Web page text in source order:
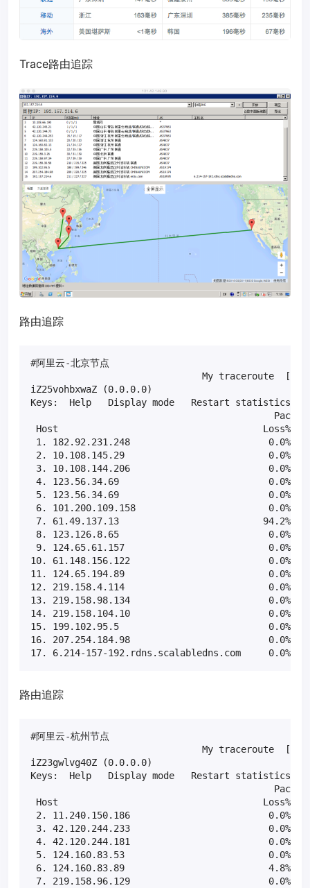
Trace路由追踪
路由追踪
#阿里云-北京节点
My traceroute
iZ25vohbxwaZ (0.0.0.0)
Keys:  Help   Display mode   Restart statistics
Host                                     Loss%   Snt
1. 182.92.231.248                         0.0%
2. 10.108.145.29                          0.0%
3. 10.108.144.206                         0.0%
4. 123.56.34.69                           0.0%
5. 123.56.34.69                           0.0%
6. 101.200.109.158                        0.0%
7. 61.49.137.13                          94.2%    53
8. 123.126.8.65                           0.0%
9. 124.65.61.157                          0.0%
10. 61.148.156.122                         0.0%
11. 124.65.194.89                          0.0%
12. 219.158.4.114                          0.0%
13. 219.158.98.134                         0.0%
14. 219.158.104.10                         0.0%
15. 199.102.95.5                           0.0%
16. 207.254.184.98                         0.0%
17. 6.214-157-192.rdns.scalabledns.com     0.0%
路由追踪
#阿里云-杭州节点
My traceroute
iZ23gwlvg40Z (0.0.0.0)
Keys:  Help   Display mode   Restart statistics
Host                                     Loss%   Snt
2. 11.240.150.186                         0.0%
3. 42.120.244.233                         0.0%
4. 42.120.244.181                         0.0%
5. 124.160.83.53                          0.0%
6. 124.160.83.89                          4.8%
7. 219.158.96.129                         0.0%